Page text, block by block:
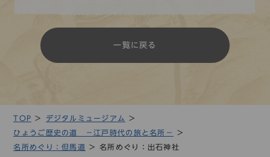
一覧に戻る
TOP
デジタルミュージアム
ひょうご歴史の道 －江戸時代の旅と名所－
名所めぐり：但馬道
名所めぐり：出石神社